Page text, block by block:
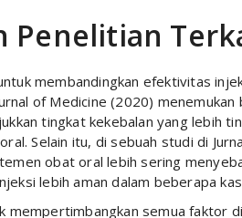
Penelitian
membandingkan efektivitas
of Medicine (2020)
tingkat kekebalan yang lebih
Selain itu, di sebuah studi di
obat oral lebih sering
lebih aman dalam beberapa
mempertimbangkan semua faktor